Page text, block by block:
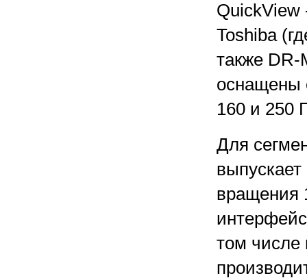
QuickView
Toshiba
также DR-
оснащены
160 и 250
Для
вращения
том числе